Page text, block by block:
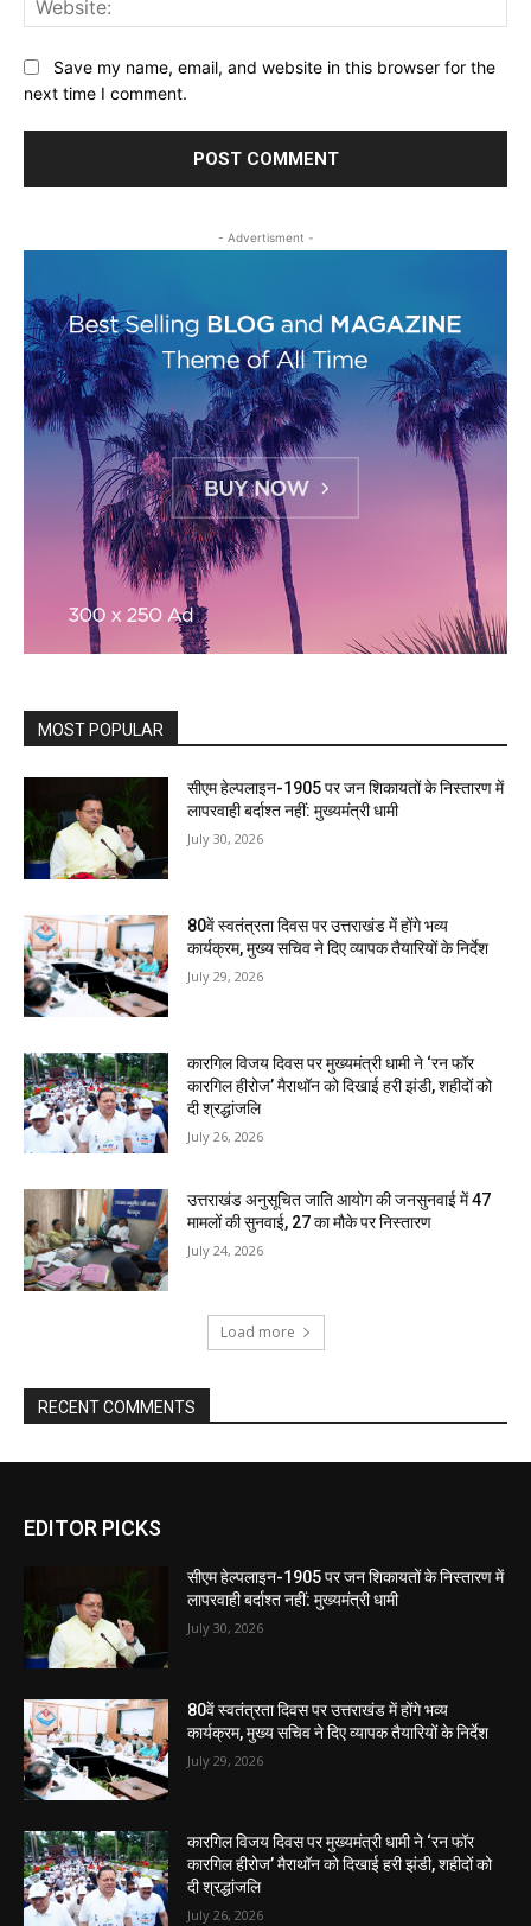
Save my name, email, and website in this browser for the
next time I comment.
- Advertisment -
MOST POPULAR
सीएम हेल्पलाइन-1905 पर जन शिकायतों के निस्तारण में
लापरवाही बर्दाश्त नहीं: मुख्यमंत्री धामी
July 30, 2026
80वें स्वतंत्रता दिवस पर उत्तराखंड में होंगे भव्य
कार्यक्रम, मुख्य सचिव ने दिए व्यापक तैयारियों के निर्देश
July 29, 2026
कारगिल विजय दिवस पर मुख्यमंत्री धामी ने ‘रन फॉर
कारगिल हीरोज’ मैराथॉन को दिखाई हरी झंडी, शहीदों को
दी श्रद्धांजलि
July 26, 2026
उत्तराखंड अनुसूचित जाति आयोग की जनसुनवाई में 47
मामलों की सुनवाई, 27 का मौके पर निस्तारण
July 24, 2026
Load more
RECENT COMMENTS
EDITOR PICKS
सीएम हेल्पलाइन-1905 पर जन शिकायतों के निस्तारण में
लापरवाही बर्दाश्त नहीं: मुख्यमंत्री धामी
July 30, 2026
80वें स्वतंत्रता दिवस पर उत्तराखंड में होंगे भव्य
कार्यक्रम, मुख्य सचिव ने दिए व्यापक तैयारियों के निर्देश
July 29, 2026
कारगिल विजय दिवस पर मुख्यमंत्री धामी ने ‘रन फॉर
कारगिल हीरोज’ मैराथॉन को दिखाई हरी झंडी, शहीदों को
दी श्रद्धांजलि
July 26, 2026